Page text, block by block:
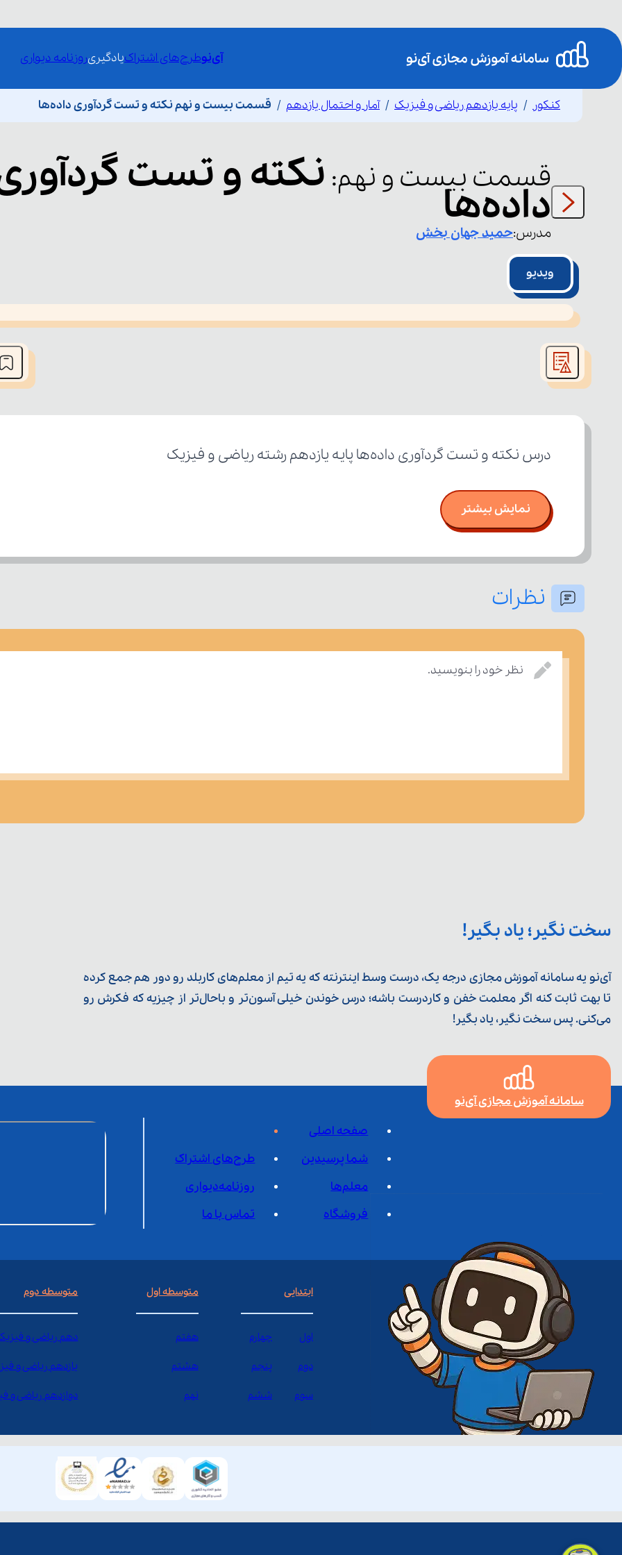
آی‌نوطرح‌های اشتراکیادگیریروزنامه دیواری
کنکور پایه یازدهم ریاضی و فیزیک آمار و احتمال یازدهم قسمت بیست و نهم نکته و تست گردآوری داده‌ها
قسمت بیست و نهم: نکته و تست
داده‌ها
مدرس:حمیدجهان بخش
ویدیو
This
is
window.
درس نکته و تست گردآوری داده‌ها پایه یازدهم رشته ریاضی و فیزیک
نمایش بیشتر
نظرات
نظر خود را بنویسید.
سخت نگیر؛ یاد بگیر!
آی‌نو یه سامانه آموزش مجازی درجه یک، درست وسط اینترنته که یه تیم از معلم‌‌های کاربلد رو دور هم جمع کرده
تا بهت ثابت کنه اگر معلمت خفن و کاردرست باشه؛ درس خوندن خیلی آسون‌تر و باحال‌تر از چیزیه که فکرش رو
می‌کنی. پس سخت نگیر، یاد بگیر!
سامانه آموزش مجازی آی‌نو
صفحه اصلی
شما پرسیدین
طرح‌های اشتراک
معلم‌ها
روزنامه‌دیواری
فروشگاه
تماس با ما
ابتدایی
اول چهارم
دوم پنجم
سوم ششم
متوسطه اول
هفتم
هشتم
نهم
متوسطه دوم
دهم ریاضی و
یازدهم ریاضی و
دوازدهم ریاضی و